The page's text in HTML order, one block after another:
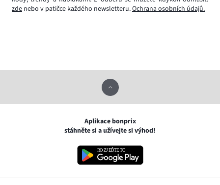
zde nebo v patičce každého newsletteru.Ochrana osobních údajů.
Aplikace bonprix
stáhněte si a užívejte si výhod!